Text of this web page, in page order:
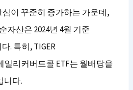
심이 꾸준히 증가하는 가운데,
자산은 2024년 4월 기준
. 특히, TIGER
일리커버드콜 ETF는 월배당을
니다.